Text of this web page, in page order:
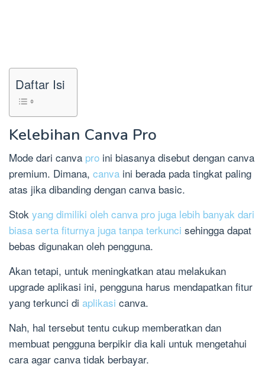
Daftar Isi
Kelebihan Canva Pro
Mode dari canva pro ini biasanya disebut dengan canva
premium. Dimana, canva ini berada pada tingkat paling
atas jika dibanding dengan canva basic.
Stok yang dimiliki oleh canva pro juga lebih banyak dari
biasa serta fiturnya juga tanpa terkunci sehingga dapat
bebas digunakan oleh pengguna.
Akan tetapi, untuk meningkatkan atau melakukan
upgrade aplikasi ini, pengguna harus mendapatkan fitur
yang terkunci di aplikasi canva.
Nah, hal tersebut tentu cukup memberatkan dan
membuat pengguna berpikir dia kali untuk mengetahui
cara agar canva tidak berbayar.